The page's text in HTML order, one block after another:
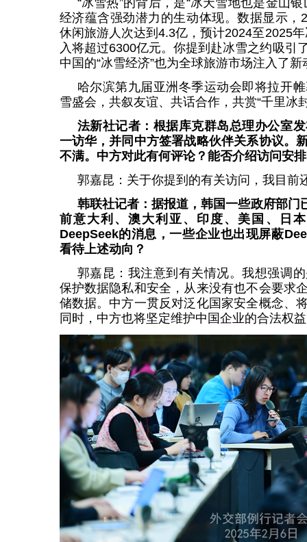
“冰雪热”的背后，是“冰天雪地也是金山
经济蕴含强劲潜力的生动体现。数据显示，
休闲旅游人次达到4.3亿，预计2024至2025
入将超过6300亿元。你提到赴冰雪之约吸引
中国的“冰雪经济”也为全球旅游市场注入了新
哈尔滨第九届亚洲冬季运动会即将拉开
雪盛会，共叙友谊、共话合作，共赏“千里冰
法新社记者：根据库克群岛总理办公室
一访华，并同中方签署战略伙伴关系协议。
不满。中方对此有何评论？能否介绍访问安
郭嘉昆：关于你提到的有关访问，我目前
韩联社记者：据报道，韩国一些政府部
前意大利、澳大利亚、印度、美国、日
DeepSeek的消息，一些企业也出现屏蔽
看待上述动向？
郭嘉昆：我注意到有关情况。我想强调
保护数据隐私和安全，从来没有也不会要求
储数据。中方一贯反对泛化国家安全概念、
同时，中方也将坚定维护中国企业的合法权